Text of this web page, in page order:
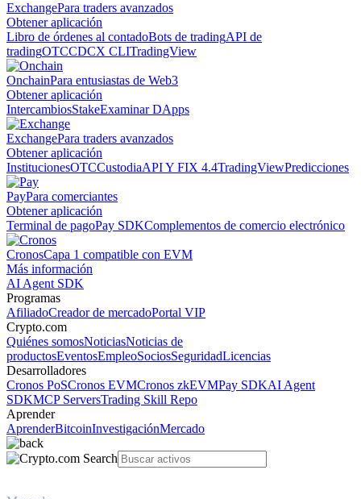
ExchangePara traders avanzados
Obtener aplicación
Libro de órdenes al contadoBots de tradingAPI de
tradingOTCCDCX CLITradingView
OnchainPara entusiastas de Web3
Obtener aplicación
IntercambiosStakeExaminar DApps
ExchangePara traders avanzados
Obtener aplicación
InstitucionesOTCCustodiaAPI Y FIX 4.4TradingViewPredicciones
PayPara comerciantes
Obtener aplicación
Terminal de pagoPay SDKComplementos de comercio electrónico
CronosCapa 1 compatible con EVM
Más información
AI Agent SDK
Programas
AfiliadoCreador de mercadoPortal VIP
Crypto.com
Quiénes somosNoticiasNoticias de
productosEventosEmpleoSociosSeguridadLicencias
Desarrolladores
Cronos PoSCronos EVMCronos zkEVMPay SDKAI Agent
SDKMCP ServersTrading Skill Repo
Aprender
AprenderBitcoinInvestigaciónMercado